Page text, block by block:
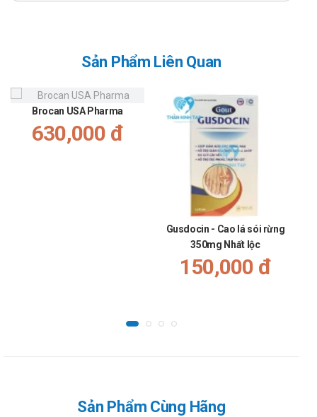
Sản Phẩm Liên Quan
Brocan USA Pharma
630,000 đ
Gusdocin - Cao lá sói rừng
350mg Nhất lộc
150,000 đ
Sản Phẩm Cùng Hãng